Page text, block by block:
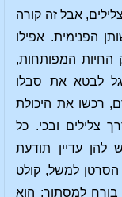
אבל זה קורה
הפנימית. אפילו
החיות המפותחות,
לבטא את סבלו
רכשו את היכולת
צלילים ובכי. כל
להן עדיין תודעת
למשל, קולט
בורח למסתור; הוא